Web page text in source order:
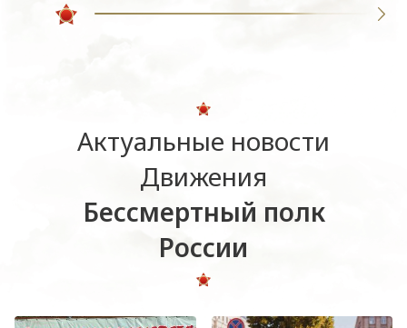
Актуальные новости
Движения
Бессмертный полк
России